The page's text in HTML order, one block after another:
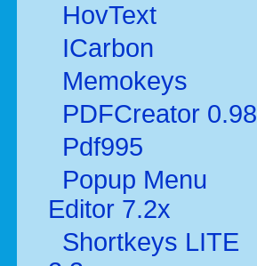
HovText
ICarbon
Memokeys
PDFCreator 0.98
Pdf995
Popup Menu
Editor 7.2x
Shortkeys LITE